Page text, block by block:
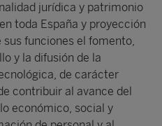
jurídica y patrimonio
toda España y proyección
funciones el fomento,
y la difusión de la
de carácter
contribuir al avance del
económico, social y